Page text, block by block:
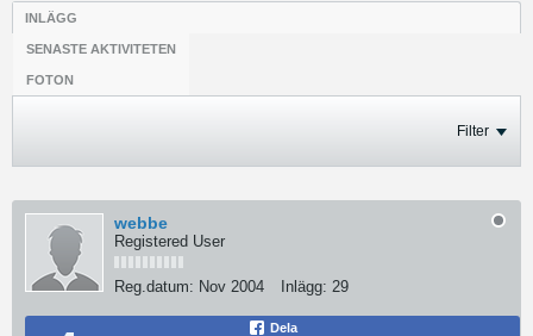
INLÄGG
SENASTE AKTIVITETEN
FOTON
Filter
webbe
Registered User
Reg.datum: Nov 2004 Inlägg: 29
Dela